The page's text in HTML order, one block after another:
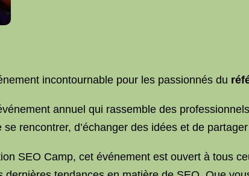
incontournable pour les passionnés du
annuel qui rassemble des
rencontrer, d’échanger des idées et de
SEO Camp, cet événement est ouvert à tous